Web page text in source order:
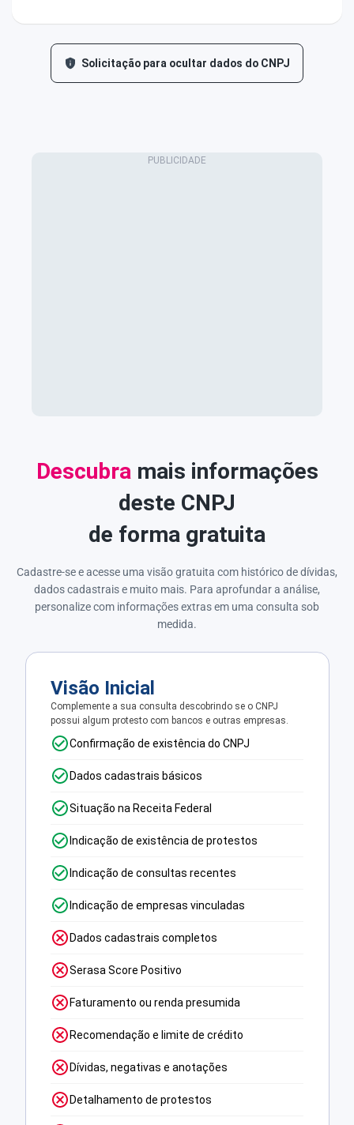
Solicitação para ocultar dados do CNPJ
Descubra mais informações
deste CNPJ
de forma gratuita
Cadastre-se e acesse uma visão gratuita com histórico de dívidas,
dados cadastrais e muito mais. Para aprofundar a análise,
personalize com informações extras em uma consulta sob
medida.
Visão Inicial
Complemente a sua consulta descobrindo se o CNPJ
possui algum protesto com bancos e outras empresas.
Confirmação de existência do CNPJ
Dados cadastrais básicos
Situação na Receita Federal
Indicação de existência de protestos
Indicação de consultas recentes
Indicação de empresas vinculadas
Dados cadastrais completos
Serasa Score Positivo
Faturamento ou renda presumida
Recomendação e limite de crédito
Dívidas, negativas e anotações
Detalhamento de protestos